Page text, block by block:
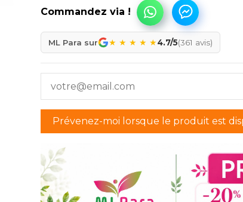
ML Para sur ★ ★ ★ ★ ★4.7/5(361 avis)